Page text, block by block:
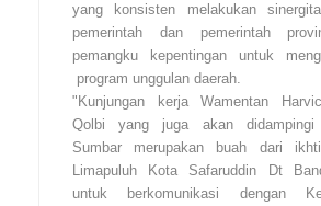
yang konsisten melakukan
pemerintah dan pemerintah
pemangku kepentingan untuk
program unggulan daerah.
"Kunjungan kerja Wamentan
Qolbi yang juga akan didampingi
Sumbar merupakan buah dari
Limapuluh Kota Safaruddin Dt
untuk berkomunikasi dengan